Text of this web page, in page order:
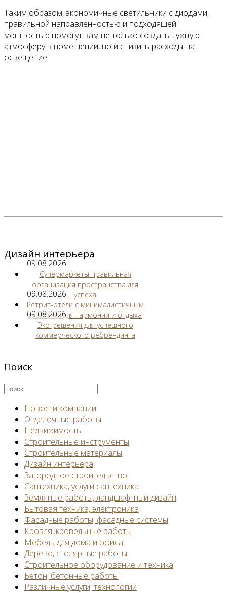
Таким образом, экономичные светильники с диодами,
правильной направленностью и подходящей
мощностью помогут вам не только создать нужную
атмосферу в помещении, но и снизить расходы на
освещение.
Дизайн интерьера
09.08.2026
Супермаркеты правильная
организация пространства для
успеха
09.08.2026
Ретрит-отели с минималистичным
дизайном для гармонии и отдыха
09.08.2026
Эко-решения для успешного
коммерческого ребрендинга
Поиск
Новости компании
Отделочные работы
Недвижимость
Строительные инструменты
Строительные материалы
Дизайн интерьера
Загородное строительство
Сантехника, услуги сантехника
Земляные работы, ландшафтный дизайн
Бытовая техника, электроника
Фасадные работы, фасадные системы
Кровля, кровельные работы
Мебель для дома и офиса
Дерево, столярные работы
Строительное оборудование и техника
Бетон, бетонные работы
Различные услуги, технологии